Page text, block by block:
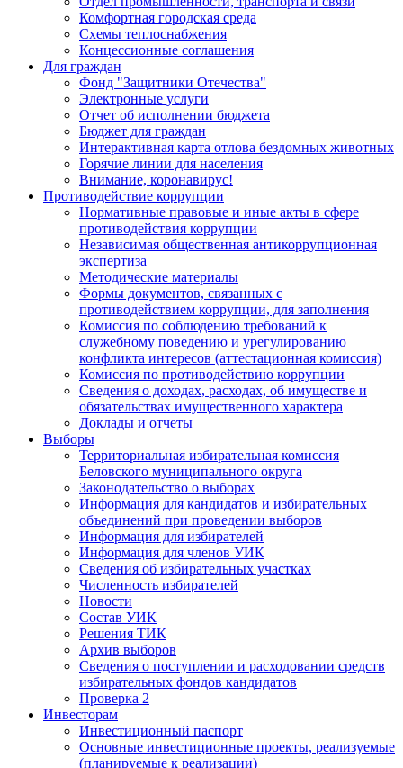
Комфортная городская среда
Схемы теплоснабжения
Концессионные соглашения
Для граждан
Фонд "Защитники Отечества"
Электронные услуги
Отчет об исполнении бюджета
Бюджет для граждан
Интерактивная карта отлова бездомных животных
Горячие линии для населения
Внимание, коронавирус!
Противодействие коррупции
Нормативные правовые и иные акты в сфере
противодействия коррупции
Независимая общественная антикоррупционная
экспертиза
Методические материалы
Формы документов, связанных с
противодействием коррупции, для заполнения
Комиссия по соблюдению требований к
служебному поведению и урегулированию
конфликта интересов (аттестационная комиссия)
Комиссия по противодействию коррупции
Сведения о доходах, расходах, об имуществе и
обязательствах имущественного характера
Доклады и отчеты
Выборы
Территориальная избирательная комиссия
Беловского муниципального округа
Законодательство о выборах
Информация для кандидатов и избирательных
объединений при проведении выборов
Информация для избирателей
Информация для членов УИК
Сведения об избирательных участках
Численность избирателей
Новости
Состав УИК
Решения ТИК
Архив выборов
Сведения о поступлении и расходовании средств
избирательных фондов кандидатов
Проверка 2
Инвесторам
Инвестиционный паспорт
Основные инвестиционные проекты, реализуемые
(планируемые к реализации)